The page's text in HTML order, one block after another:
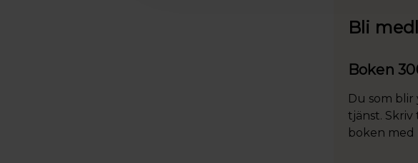
Bli
Boken
Du som blir
tjänst. Skriv
boken med